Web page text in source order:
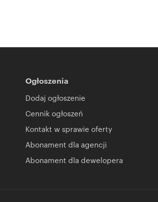
Ogłoszenia
Dodaj ogłoszenie
Cennik ogłoszeń
Kontakt w sprawie oferty
Abonament dla agencji
Abonament dla dewelopera